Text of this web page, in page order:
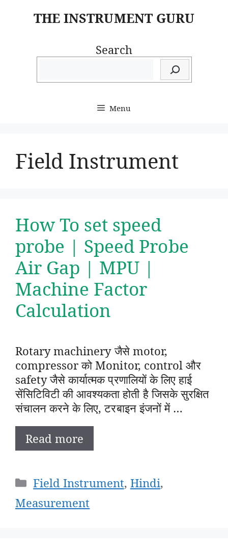
THE INSTRUMENT GURU
Search
Menu
Field Instrument
How To set speed
probe | Speed Probe
Air Gap | MPU |
Machine Factor
Calculation
Rotary machinery जैसे motor,
compressor को Monitor, control और
safety जैसे कार्यात्मक प्रणालियों के लिए हाई
सेंसिटिविटी की आवश्यकता होती है जिसके सुरक्षित
संचालन करने के लिए, टरबाइन इंजनों में …
Read more
Categories
Field Instrument, Hindi,
Measurement